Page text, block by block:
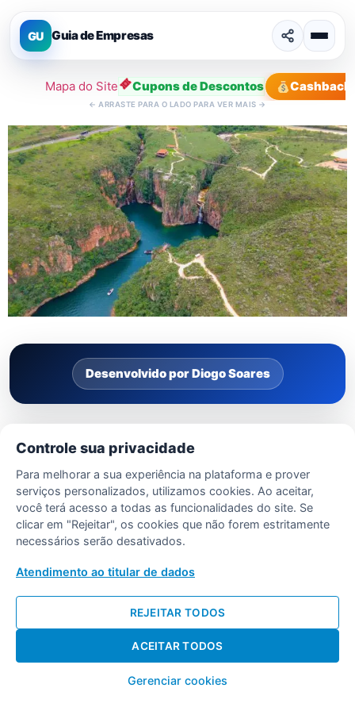
GU Guia de Empresas
Mapa do Site Cupons de Descontos Cashback
← ARRASTE PARA O LADO PARA VER MAIS →
Desenvolvido por Diogo Soares
Controle sua privacidade
Para melhorar a sua experiência na plataforma e prover
serviços personalizados, utilizamos cookies. Ao aceitar,
você terá acesso a todas as funcionalidades do site. Se
clicar em "Rejeitar", os cookies que não forem estritamente
necessários serão desativados.
Atendimento ao titular de dados
Gerenciar cookies
REJEITAR TODOS
ACEITAR TODOS